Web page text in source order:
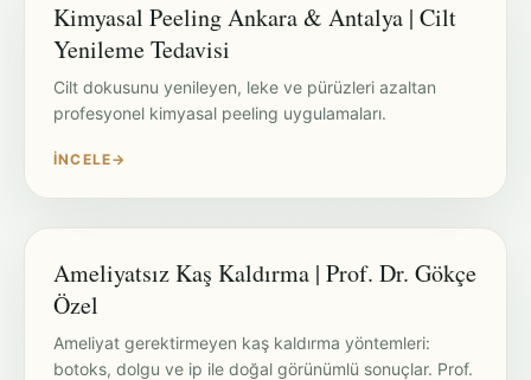
Kimyasal Peeling Ankara & Antalya | Cilt
Yenileme Tedavisi
Cilt dokusunu yenileyen, leke ve pürüzleri azaltan
profesyonel kimyasal peeling uygulamaları.
İNCELE→
Ameliyatsız Kaş Kaldırma | Prof. Dr. Gökçe
Özel
Ameliyat gerektirmeyen kaş kaldırma yöntemleri:
botoks, dolgu ve ip ile doğal görünümlü sonuçlar. Prof.